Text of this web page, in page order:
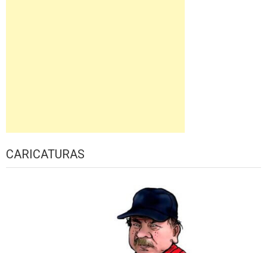
CARICATURAS